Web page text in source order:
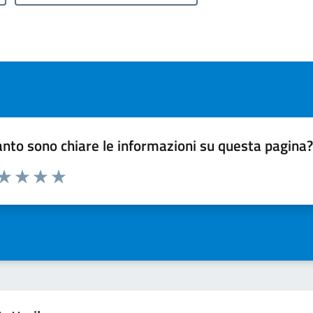
sono chiare le informazioni su questa pagina?
1 a 5 stelle la pagina